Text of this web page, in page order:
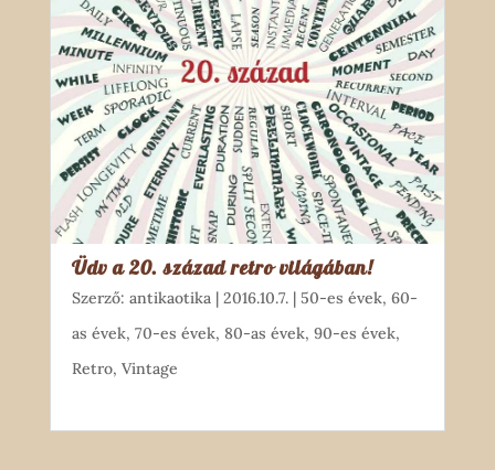
Üdv a 20. század retro világában!
Szerző: antikaotika| 2016.10.7.| 50-es évek, 60-
as évek, 70-es évek, 80-as évek, 90-es évek,
Retro, Vintage